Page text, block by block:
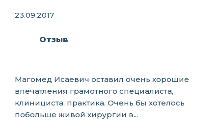
23.09.2017
Отзыв
Магомед Исаевич оставил очень хорошие
впечатления грамотного специалиста,
клинициста, практика. Очень бы хотелось
побольше живой хирургии в...